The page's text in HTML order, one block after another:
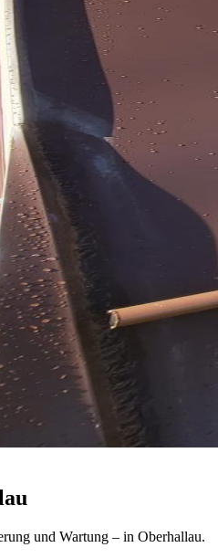
und Wartung – in Oberhallau.